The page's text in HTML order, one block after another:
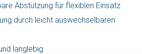
Abstützung für flexiblen Einsatz
durch leicht auswechselbaren
langlebig